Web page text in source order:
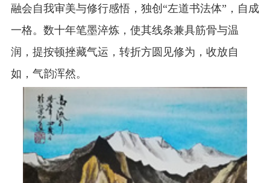
融会自我审美与修行感悟，独创“左道书法体”，自成
一格。数十年笔墨淬炼，使其线条兼具筋骨与温
润，提按顿挫藏气运，转折方圆见修为，收放自
如，气韵浑然。